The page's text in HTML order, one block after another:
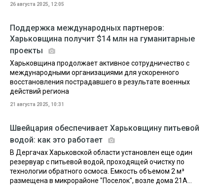
26 августа 2025, 12:05
Поддержка международных партнеров:
Харьковщина получит $14 млн на гуманитарные
проекты
Харьковщина продолжает активное сотрудничество с
международными организациями для ускоренного
восстановления пострадавшего в результате военных
действий региона
21 августа 2025, 10:31
Швейцария обеспечивает Харьковщину питьевой
водой: как это работает
В Дергачах Харьковской области установлен еще один
резервуар с питьевой водой, проходящей очистку по
технологии обратного осмоса. Емкость объемом 2 м³
размещена в микрорайоне "Поселок", возле дома 21А...